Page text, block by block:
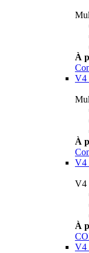
À
V4
À
V4
V4
À
V4